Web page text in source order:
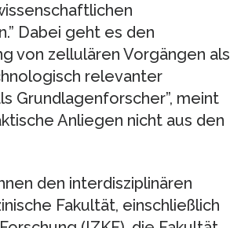
Dabei geht es den
von zellulären Vorgängen als
relevanter
Grundlagenforscher”, meint
Anliegen nicht aus den
den interdisziplinären
Fakultät, einschließlich